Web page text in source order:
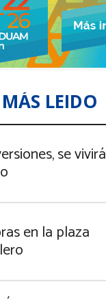
MÁS LEIDO
se vivirá
en la plaza